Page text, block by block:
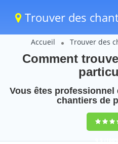
Trouver des
Accueil Trouver des
Comment
Vous êtes professionnel
chantiers de
9,5